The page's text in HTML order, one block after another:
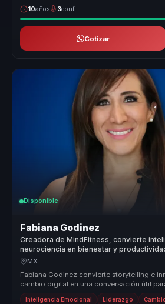
10años 3conf.
Cotizar
Disponible
Fabiana Godinez
Creadora de MindFitness, convierte
neurociencia en bienestar y
equipos.
MX
Fabiana Godinez convierte storytelling e
cambio digital en una conversación útil
organizacio...
Inteligencia Emocional Liderazgo